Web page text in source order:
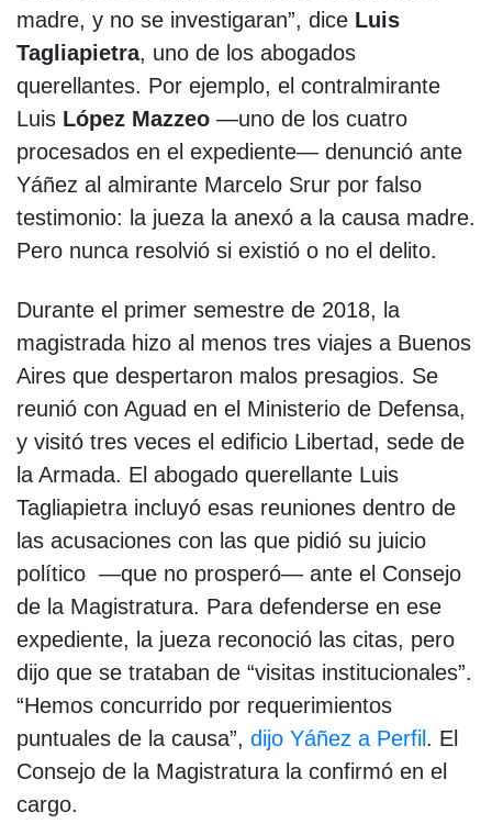
madre, y no se investigaran”, dice Luis
Tagliapietra, uno de los abogados
querellantes. Por ejemplo, el contralmirante
Luis López Mazzeo —uno de los cuatro
procesados en el expediente— denunció ante
Yáñez al almirante Marcelo Srur por falso
testimonio: la jueza la anexó a la causa madre.
Pero nunca resolvió si existió o no el delito.
Durante el primer semestre de 2018, la
magistrada hizo al menos tres viajes a Buenos
Aires que despertaron malos presagios. Se
reunió con Aguad en el Ministerio de Defensa,
y visitó tres veces el edificio Libertad, sede de
la Armada. El abogado querellante Luis
Tagliapietra incluyó esas reuniones dentro de
las acusaciones con las que pidió su juicio
político —que no prosperó— ante el Consejo
de la Magistratura. Para defenderse en ese
expediente, la jueza reconoció las citas, pero
dijo que se trataban de “visitas institucionales”.
“Hemos concurrido por requerimientos
puntuales de la causa”, dijo Yáñez a Perfil . El
Consejo de la Magistratura la confirmó en el
cargo.